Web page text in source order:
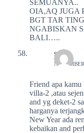
SEMUANYA..
OIA,AQ JUGA
BGT TAR
NGABISKAN
BALI…..
sony
Friend apa kamu
villa-2 ,atau
and yg deket-2
harganya
New Year ada
kebaikan and